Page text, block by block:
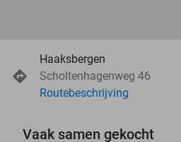
Haaksbergen
Scholtenhagenweg 46
Routebeschrijving
Vaak samen gekocht